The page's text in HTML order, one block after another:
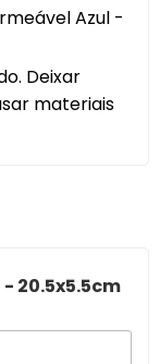
Azul -
Deixar
materiais
20.5x5.5cm